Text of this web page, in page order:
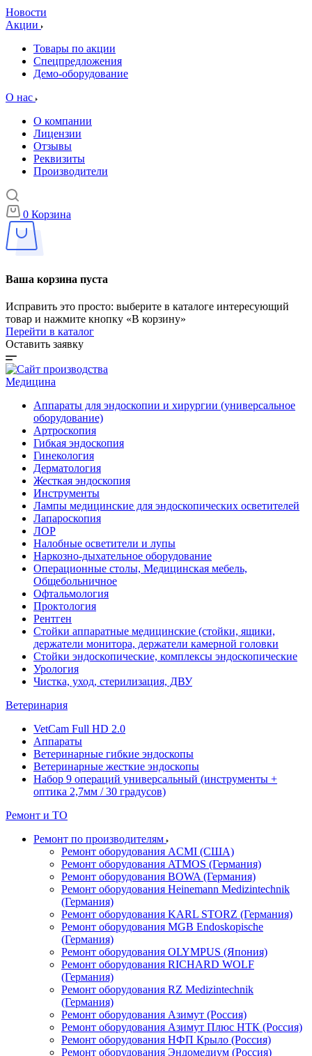
Новости
Акции
Товары по акции
Спецпредложения
Демо-оборудование
О нас
О компании
Лицензии
Отзывы
Реквизиты
Производители
0 Корзина
Ваша корзина пуста
Исправить это просто: выберите в каталоге интересующий
товар и нажмите кнопку «В корзину»
Перейти в каталог
Оставить заявку
Медицина
Аппараты для эндоскопии и хирургии (универсальное
оборудование)
Артроскопия
Гибкая эндоскопия
Гинекология
Дерматология
Жесткая эндоскопия
Инструменты
Лампы медицинские для эндоскопических осветителей
Лапароскопия
ЛОР
Налобные осветители и лупы
Наркозно-дыхательное оборудование
Операционные столы, Медицинская мебель,
Общебольничное
Офтальмология
Проктология
Рентген
Стойки аппаратные медицинские (стойки, ящики,
держатели монитора, держатели камерной головки
Стойки эндоскопические, комплексы эндоскопические
Урология
Чистка, уход, стерилизация, ДВУ
Ветеринария
VetCam Full HD 2.0
Аппараты
Ветеринарные гибкие эндоскопы
Ветеринарные жесткие эндоскопы
Набор 9 операций универсальный (инструменты +
оптика 2,7мм / 30 градусов)
Ремонт и ТО
Ремонт по производителям
Ремонт оборудования ACMI (США)
Ремонт оборудования ATMOS (Германия)
Ремонт оборудования BOWA (Германия)
Ремонт оборудования Heinemann Medizintechnik
(Германия)
Ремонт оборудования KARL STORZ (Германия)
Ремонт оборудования MGB Endoskopische
(Германия)
Ремонт оборудования OLYMPUS (Япония)
Ремонт оборудования RICHARD WOLF
(Германия)
Ремонт оборудования RZ Medizintechnik
(Германия)
Ремонт оборудования Азимут (Россия)
Ремонт оборудования Азимут Плюс НТК (Россия)
Ремонт оборудования НФП Крыло (Россия)
Ремонт оборудования Эндомедиум (Россия)